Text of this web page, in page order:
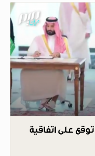
على اتفاقية